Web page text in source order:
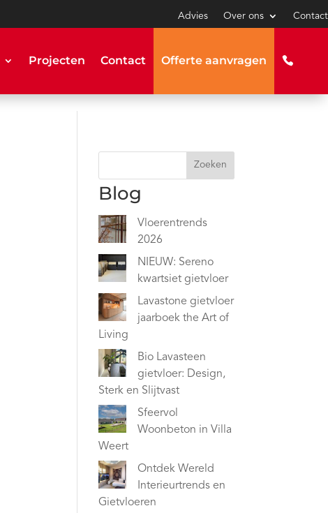
Advies Over ons Contact
Projecten Contact Offerte aanvragen
Zoeken
Blog
Vloerentrends
2026
NIEUW: Sereno
kwartsiet gietvloer
Lavastone gietvloer
jaarboek the Art of
Living
Bio Lavasteen
gietvloer: Design,
Sterk en Slijtvast
Sfeervol
Woonbeton in Villa
Weert
Ontdek Wereld
Interieurtrends en
Gietvloeren